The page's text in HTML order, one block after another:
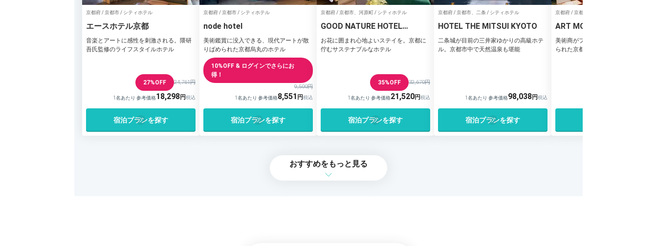
京都府 / 京都市 / シティホテル
エースホテル京都
音楽とアートに感性を刺激される。隈研
吾氏監修のライフスタイルホテル
27%OFF 24,761円
1名あたり 参考価格18,298
宿泊プランを探す
京都府 / 京都市 / シティホテル
node hotel
美術鑑賞に没入できる、現代アートが散
りばめられた京都烏丸のホテル
10%OFF & ログインでさらにお
得！
9,500円
1名あたり 参考価格8,551
宿泊プランを探す
京都府 / 京都市、河原町 / シティホテル
GOOD NATURE HOTEL
KYOTO
お花に囲まれ心地よいステイを。京都に
佇むサステナブルなホテル
35%OFF 32,670円
1名あたり 参考価格21,520
宿泊プランを探す
京都府 / 京都市、二条 / シティホテル
HOTEL THE MITSUI KYOTO
二条城が目前の三井家ゆかりの高級ホテ
ル。京都市中で天然温泉も堪能
1名あたり 参考価格98,038
宿泊プランを探す
京都府 / 京都市、東山 / シティホテル
ART MON ZEN KYOTO
美術商がプロデュース。雅な美術品に
られた京都のラグジュアリーホテル
おすすめをもっと見る